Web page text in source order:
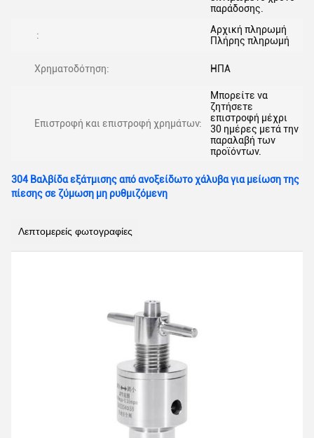
παράδοσης.
:
Αρχική πληρωμή
Πλήρης πληρωμή
Χρηματοδότηση: ΗΠΑ
Επιστροφή και επιστροφή χρημάτων:
Μπορείτε να
ζητήσετε
επιστροφή μέχρι
30 ημέρες μετά την
παραλαβή των
προϊόντων.
304 Βαλβίδα εξάτμισης από ανοξείδωτο χάλυβα για μείωση της
πίεσης σε ζύμωση μη ρυθμιζόμενη
Λεπτομερείς φωτογραφίες